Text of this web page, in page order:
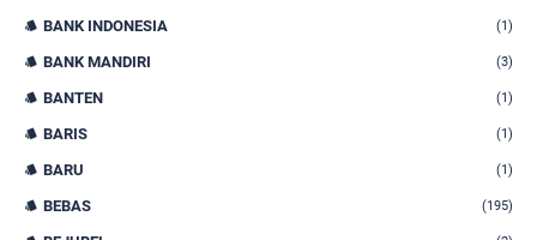
BANK INDONESIA (1)
BANK MANDIRI (3)
BANTEN (1)
BARIS (1)
BARU (1)
BEBAS (195)